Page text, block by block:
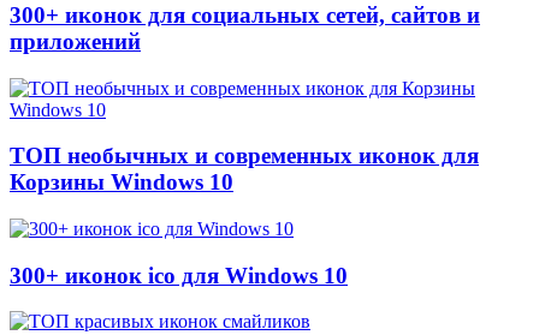
300+ иконок для социальных сетей, сайтов и
приложений
ТОП необычных и современных иконок для
Корзины Windows 10
300+ иконок ico для Windows 10